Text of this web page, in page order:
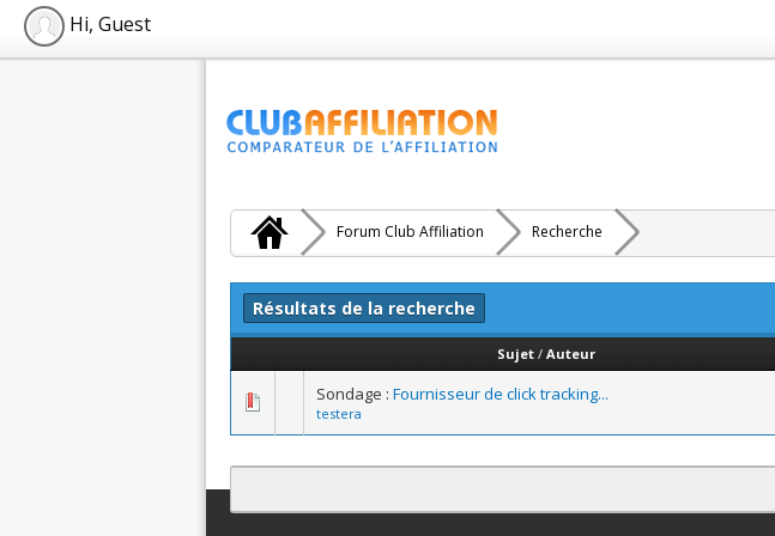
Hi, Guest
Forum Club Affiliation Recherche
Résultats de la recherche
Sujet / Auteur
Sondage : Fournisseur de click tracking...
testera
Contact Club Affiliation Retourner en haut Version bas-débit (Archivé)